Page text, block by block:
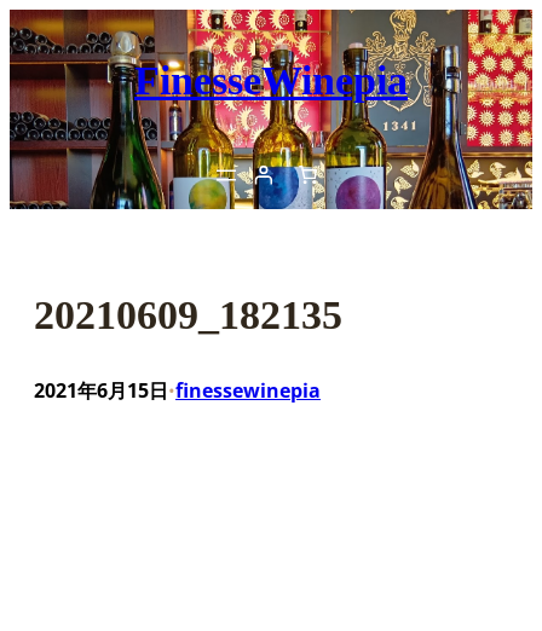
内
容
を
ス
キ
ッ
プ
FinesseWinepia
20210609_182135
2021年6月15日•finessewinepia